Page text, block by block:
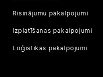
Risinājumu pakalpojumi
Izplatīšanas pakalpojumi
Loģistikas pakalpojumi